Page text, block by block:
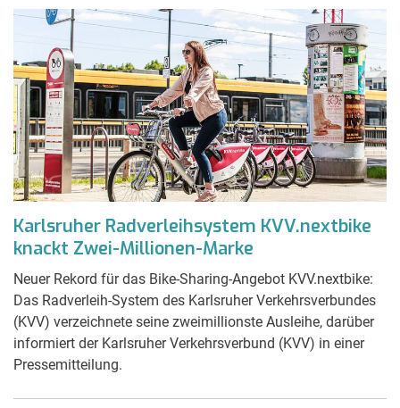
Karlsruher Radverleihsystem KVV.nextbike
knackt Zwei-Millionen-Marke
Neuer Rekord für das Bike-Sharing-Angebot KVV.nextbike:
Das Radverleih-System des Karlsruher Verkehrsverbundes
(KVV) verzeichnete seine zweimillionste Ausleihe, darüber
informiert der Karlsruher Verkehrsverbund (KVV) in einer
Pressemitteilung.